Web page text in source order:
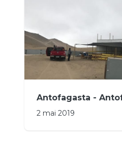
Antofagasta -
2 mai 2019